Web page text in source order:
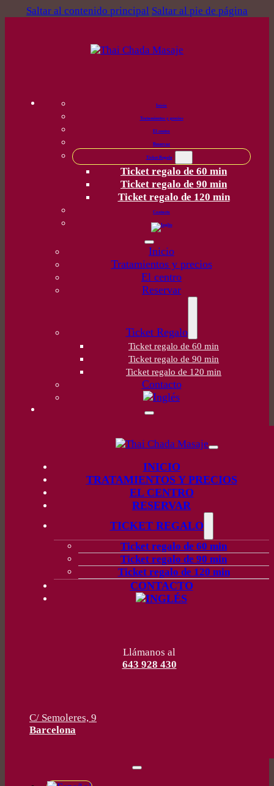
Saltar al contenido principal Saltar al pie de página
Inicio
Tratamientos y precios
El centro
Reservar
Ticket Regalo
Ticket regalo de 60 min
Ticket regalo de 90 min
Ticket regalo de 120 min
Contacto
Inicio
Tratamientos y precios
El centro
Reservar
Ticket Regalo
Ticket regalo de 60 min
Ticket regalo de 90 min
Ticket regalo de 120 min
Contacto
INICIO
TRATAMIENTOS Y PRECIOS
EL CENTRO
RESERVAR
TICKET REGALO
Ticket regalo de 60 min
Ticket regalo de 90 min
Ticket regalo de 120 min
CONTACTO
Llámanos al
643 928 430
C/ Semoleres, 9
Barcelona